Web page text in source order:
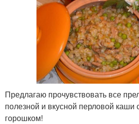
Предлагаю прочувствовать все
полезной и вкусной перловой
горошком!